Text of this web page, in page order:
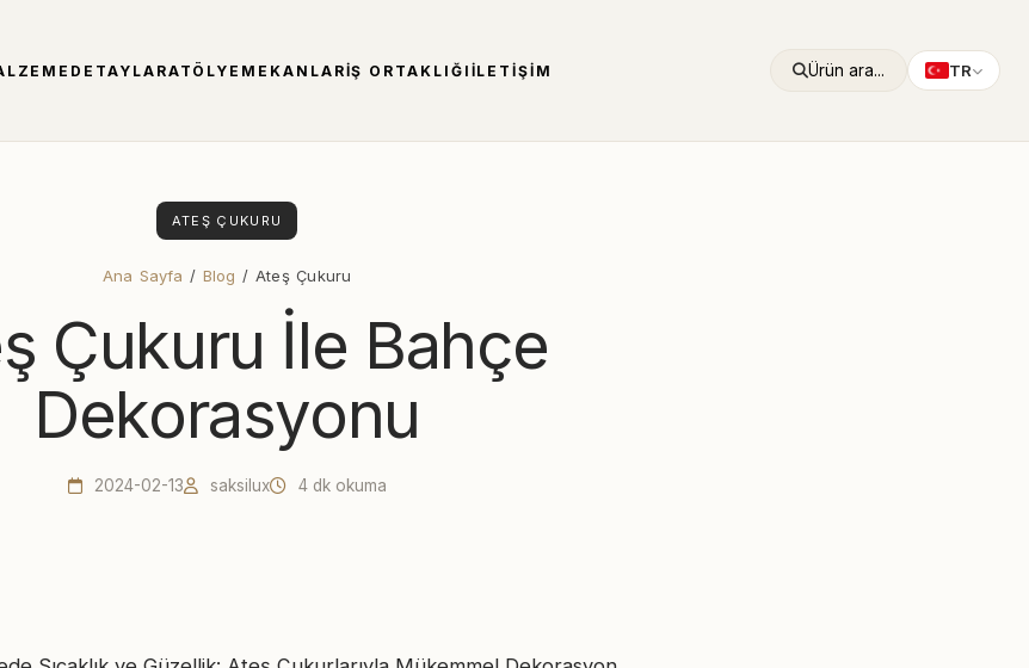
DETAYLARATÖLYE MEKANLARİŞ ORTAKLIĞI İLETIŞIM Ürün ara... TR
ATEŞ ÇUKURU
Ana Sayfa /Blog / Ateş Çukuru
Çukuru İle Bahçe
Dekorasyonu
2024-02-13 saksilux 4 dk okuma